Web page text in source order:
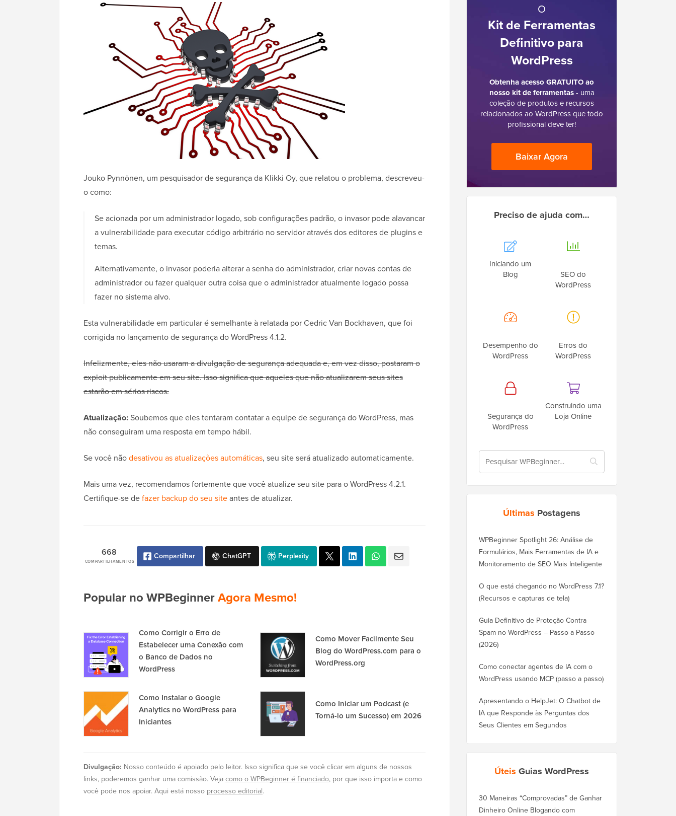
Jouko Pynnönen, um pesquisador de segurança da Klikki Oy, que relatou o problema, descreveu-
o como:
Se acionada por um administrador logado, sob configurações padrão, o invasor pode alavancar
a vulnerabilidade para executar código arbitrário no servidor através dos editores de plugins e
temas.
Alternativamente, o invasor poderia alterar a senha do administrador, criar novas contas de
administrador ou fazer qualquer outra coisa que o administrador atualmente logado possa
fazer no sistema alvo.
Esta vulnerabilidade em particular é semelhante à relatada por Cedric Van Bockhaven, que foi
corrigida no lançamento de segurança do WordPress 4.1.2.
Infelizmente, eles não usaram a divulgação de segurança adequada e, em vez disso, postaram o
exploit publicamente em seu site. Isso significa que aqueles que não atualizarem seus sites
estarão em sérios riscos.
Atualização:Soubemos que eles tentaram contatar a equipe de segurança do WordPress, mas
não conseguiram uma resposta em tempo hábil.
Se você nãodesativou as atualizações automáticas, seu site será atualizado automaticamente.
Mais uma vez, recomendamos fortemente que você atualize seu site para o WordPress 4.2.1.
Certifique-se defazer backup do seu siteantes de atualizar.
COMPARTILHAMENTOS
668 Compartilhar ChatGPT Perplexity
Popular no WPBeginnerAgora Mesmo!
Como Corrigir o Erro de
Estabelecer uma Conexão com
o Banco de Dados no
WordPress
Como Mover Facilmente Seu
Blog do WordPress.com para o
WordPress.org
Como Instalar o Google
Analytics no WordPress para
Iniciantes
Como Iniciar um Podcast (e
Torná-lo um Sucesso) em 2026
Divulgação: Nosso conteúdo é apoiado pelo leitor. Isso significa que se você clicar em alguns de nossos
links, poderemos ganhar uma comissão. Vejacomo o WPBeginner é financiado, por que isso importa e como
você pode nos apoiar. Aqui está nosso processo editorial.
O
Kit de Ferramentas
Definitivo para
WordPress
Obtenha acesso GRATUITO ao
nosso kit de ferramentas- uma
coleção de produtos e recursos
relacionados ao WordPress que todo
profissional deve ter!
Baixar Agora
Preciso de ajuda com…
Iniciando um
Blog
SEO do
WordPress
Desempenho do
WordPress
Erros do
WordPress
Segurança do
WordPress
Construindo uma
Loja Online
Últimas Postagens
WPBeginner Spotlight 26: Análise de
Formulários, Mais Ferramentas de IA e
Monitoramento de SEO Mais Inteligente
O que está chegando no WordPress 7.1?
(Recursos e capturas de tela)
Guia Definitivo de Proteção Contra
Spam no WordPress – Passo a Passo
(2026)
Como conectar agentes de IA com o
WordPress usando MCP (passo a passo)
Apresentando o HelpJet: O Chatbot de
IA que Responde às Perguntas dos
Seus Clientes em Segundos
Úteis Guias WordPress
30 Maneiras “Comprovadas” de Ganhar
Dinheiro Online Blogando com